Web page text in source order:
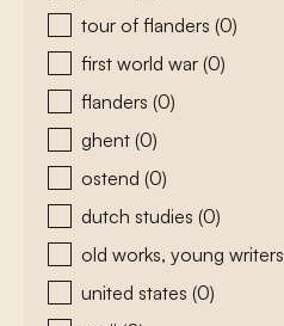
tour of flanders (0)
first world war (0)
flanders (0)
ghent (0)
ostend (0)
dutch studies (0)
old works, young writers
united states (0)